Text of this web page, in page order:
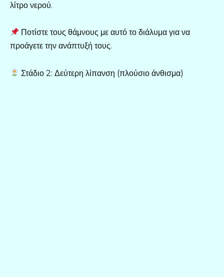
λίτρο νερού.
Ποτίστε τους θάμνους με αυτό το διάλυμα για να
προάγετε την ανάπτυξή τους.
Στάδιο 2: Δεύτερη λίπανση (πλούσιο άνθισμα)